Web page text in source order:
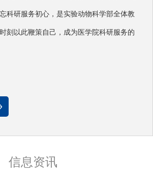
科研服务初心，是实验动物科学部全体教
刻以此鞭策自己，成为医学院科研服务的
信息资讯